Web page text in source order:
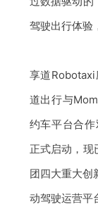
驾驶出行体验
享道
道出行与
约车平台合作
正式启动，现
团四大重大创
动驾驶运营平